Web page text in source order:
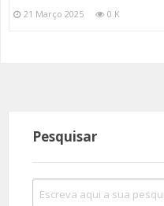
21 Março 2025 0 K
Pesquisar